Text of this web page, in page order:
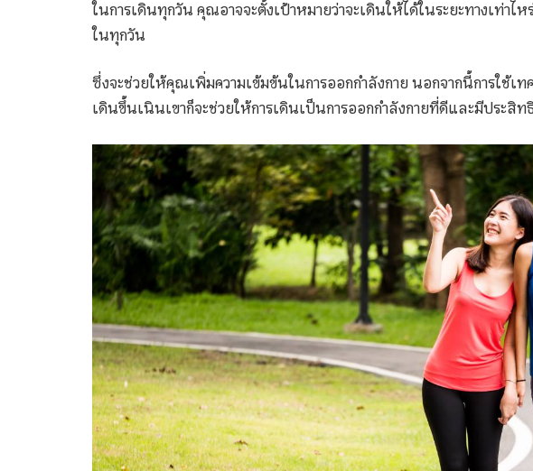
ในการเดินทุกวัน คุณอาจจะตั้งเป้าหมายว่าจะเดินให้ได้ในระยะทางเท่าไ
ในทุกวัน
ซึ่งจะช่วยให้คุณเพิ่มความเข้มข้นในการออกกำลังกาย นอกจากนี้การใช้เ
เดินขึ้นเนินเขาก็จะช่วยให้การเดินเป็นการออกกำลังกายที่ดีและมีประสิท